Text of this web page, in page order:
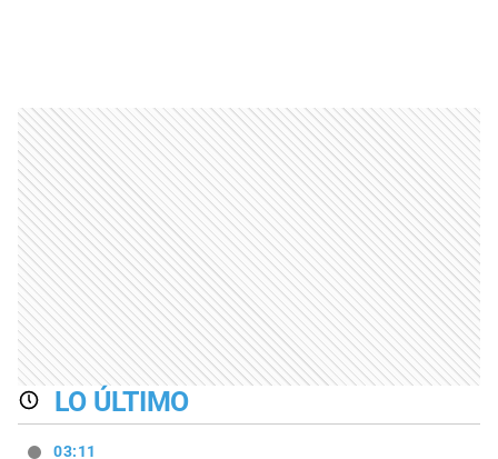
LO ÚLTIMO
03:11